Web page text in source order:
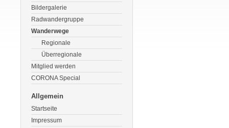
Bildergalerie
Radwandergruppe
Wanderwege
Regionale
Überregionale
Mitglied werden
CORONA Special
Allgemein
Startseite
Impressum